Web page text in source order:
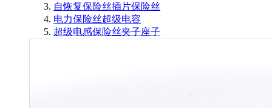
自恢复保险丝插片保险丝
电力保险丝超级电容
超级电感保险丝夹子座子